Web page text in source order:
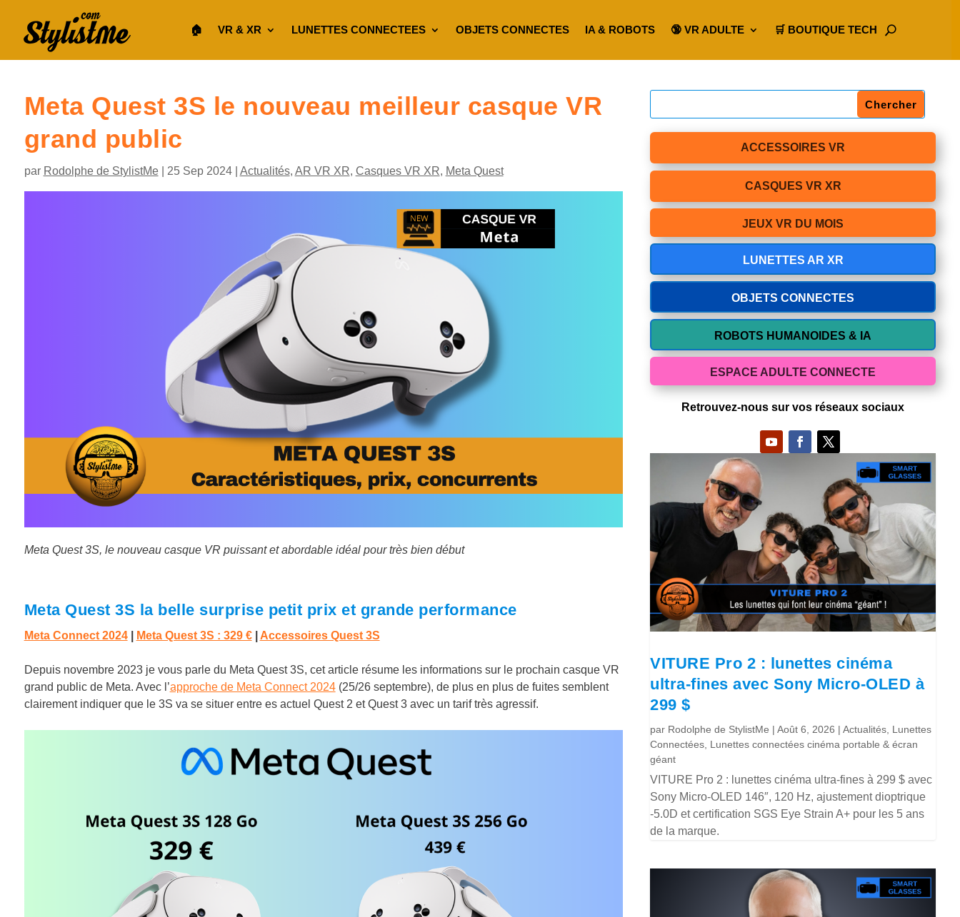
🏠︎ VR & XR LUNETTES CONNECTEES OBJETS CONNECTES IA & ROBOTS 🔞 VR ADULTE 🛒 BOUTIQUE TECH
Meta Quest 3S le nouveau meilleur casque VR
grand public
par Rodolphe de StylistMe| 25 Sep 2024| Actualités, AR VR XR, Casques VR XR, Meta Quest
Meta Quest 3S, le nouveau casque VR puissant et abordable idéal pour très bien début
Meta Quest 3S la belle surprise petit prix et grande performance
Meta Connect 2024 Meta Quest 3S : 329 € Accessoires Quest 3S
Depuis novembre 2023 je vous parle du Meta Quest 3S, cet article résume les informations sur le prochain casque VR
grand public de Meta. Avec l’approche de Meta Connect 2024(25/26 septembre), de plus en plus de fuites semblent
clairement indiquer que le 3S va se situer entre es actuel Quest 2 et Quest 3 avec un tarif très agressif.
ACCESSOIRES VR
CASQUES VR XR
JEUX VR DU MOIS
LUNETTES AR XR
OBJETS CONNECTES
ROBOTS HUMANOIDES & IA
ESPACE ADULTE CONNECTE
Retrouvez-nous sur vos réseaux sociaux
VITURE Pro 2 : lunettes cinéma
ultra-fines avec Sony Micro-OLED à
299 $
par Rodolphe de StylistMe |Août 6, 2026 |Actualités Lunettes
Connectées Lunettes connectées cinéma portable & écran
géant
VITURE Pro 2 : lunettes cinéma ultra-fines à 299 $ avec
Sony Micro-OLED 146″, 120 Hz, ajustement dioptrique
-5.0D et certification SGS Eye Strain A+ pour les 5 ans
de la marque.